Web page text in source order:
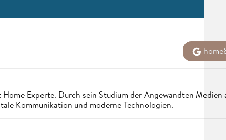
Experte. Durch sein Studium der Angewandten
Kommunikation und moderne Technologien.